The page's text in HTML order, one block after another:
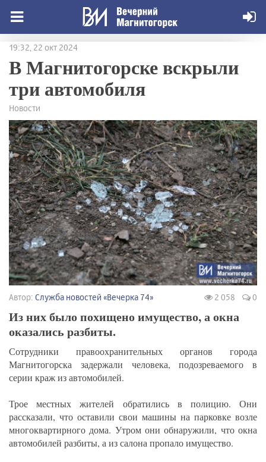
19:32, 22 окт 2024
В Магнитогорске вскрыли
три автомобиля
Новости
Автор: Служба новостей «Вечерка 74» 2 058 0
Из них было похищено имущество, а окна
оказались разбиты.
Сотрудники правоохранительных органов города
Магнитогорска задержали человека, подозреваемого в
серии краж из автомобилей.
Трое местных жителей обратились в полицию. Они
рассказали, что оставили свои машины на парковке возле
многоквартирного дома. Утром они обнаружили, что окна
автомобилей разбиты, а из салона пропало имущество.